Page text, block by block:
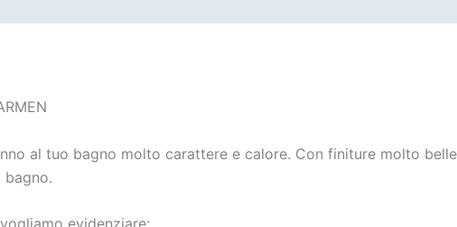
al tuo bagno molto carattere e calore. Con finiture molto
bagno.